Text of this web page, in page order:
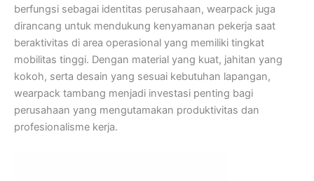
berfungsi sebagai identitas perusahaan, wearpack juga
dirancang untuk mendukung kenyamanan pekerja saat
beraktivitas di area operasional yang memiliki tingkat
mobilitas tinggi. Dengan material yang kuat, jahitan yang
kokoh, serta desain yang sesuai kebutuhan lapangan,
wearpack tambang menjadi investasi penting bagi
perusahaan yang mengutamakan produktivitas dan
profesionalisme kerja.